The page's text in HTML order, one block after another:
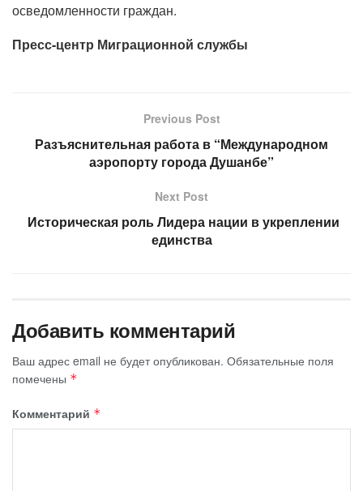
осведомленности граждан.
Пресс-центр Миграционной службы
Previous Post
Разъяснительная работа в “Международном
аэропорту города Душанбе”
Next Post
​ Историческая роль Лидера нации в укреплении
единства
Добавить комментарий
Ваш адрес email не будет опубликован. Обязательные поля
помечены *
Комментарий *